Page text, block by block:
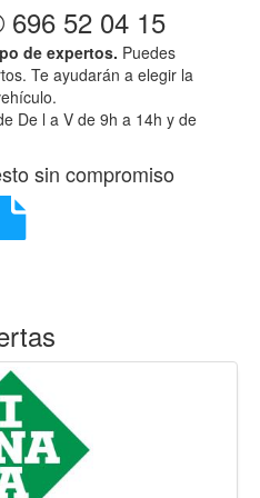
696 52 04 15
de expertos. Puedes
Te ayudarán a elegir la
De l a V de 9h a 14h y de
sin compromiso